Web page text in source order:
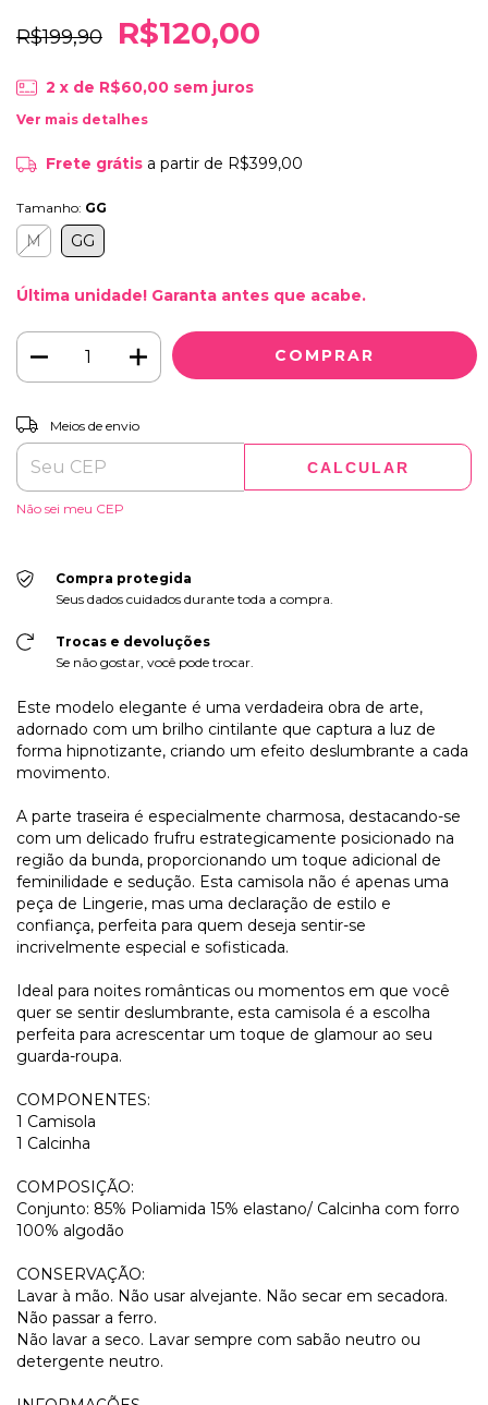
R$199,90 R$120,00
2 x de R$60,00 sem juros
Ver mais detalhes
Frete grátis a partir de R$399,00
Tamanho: GG
M GG
Última unidade! Garanta antes que acabe.
Entregas para o CEP:
Meios de envio
CALCULAR
Não sei meu CEP
Compra protegida
Seus dados cuidados durante toda a compra.
Trocas e devoluções
Se não gostar, você pode trocar.
Este modelo elegante é uma verdadeira obra de arte,
adornado com um brilho cintilante que captura a luz de
forma hipnotizante, criando um efeito deslumbrante a cada
movimento.
A parte traseira é especialmente charmosa, destacando-se
com um delicado frufru estrategicamente posicionado na
região da bunda, proporcionando um toque adicional de
feminilidade e sedução. Esta camisola não é apenas uma
peça de Lingerie, mas uma declaração de estilo e
confiança, perfeita para quem deseja sentir-se
incrivelmente especial e sofisticada.
Ideal para noites românticas ou momentos em que você
quer se sentir deslumbrante, esta camisola é a escolha
perfeita para acrescentar um toque de glamour ao seu
guarda-roupa.
COMPONENTES:
1 Camisola
1 Calcinha
COMPOSIÇÃO:
Conjunto: 85% Poliamida 15% elastano/ Calcinha com forro
100% algodão
CONSERVAÇÃO:
Lavar à mão. Não usar alvejante. Não secar em secadora.
Não passar a ferro.
Não lavar a seco. Lavar sempre com sabão neutro ou
detergente neutro.